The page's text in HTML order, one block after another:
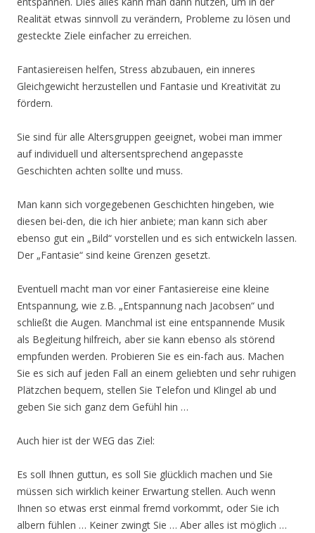
Realität etwas sinnvoll zu verändern, Probleme zu lösen und
gesteckte Ziele einfacher zu erreichen.
Fantasiereisen helfen, Stress abzubauen, ein inneres
Gleichgewicht herzustellen und Fantasie und Kreativität zu
fördern.
Sie sind für alle Altersgruppen geeignet, wobei man immer
auf individuell und altersentsprechend angepasste
Geschichten achten sollte und muss.
Man kann sich vorgegebenen Geschichten hingeben, wie
diesen bei-den, die ich hier anbiete; man kann sich aber
ebenso gut ein „Bild“ vorstellen und es sich entwickeln lassen.
Der „Fantasie“ sind keine Grenzen gesetzt.
Eventuell macht man vor einer Fantasiereise eine kleine
Entspannung, wie z.B. „Entspannung nach Jacobsen“ und
schließt die Augen. Manchmal ist eine entspannende Musik
als Begleitung hilfreich, aber sie kann ebenso als störend
empfunden werden. Probieren Sie es ein-fach aus. Machen
Sie es sich auf jeden Fall an einem geliebten und sehr ruhigen
Plätzchen bequem, stellen Sie Telefon und Klingel ab und
geben Sie sich ganz dem Gefühl hin …
Auch hier ist der WEG das Ziel:
Es soll Ihnen guttun, es soll Sie glücklich machen und Sie
müssen sich wirklich keiner Erwartung stellen. Auch wenn
Ihnen so etwas erst einmal fremd vorkommt, oder Sie ich
albern fühlen … Keiner zwingt Sie … Aber alles ist möglich …